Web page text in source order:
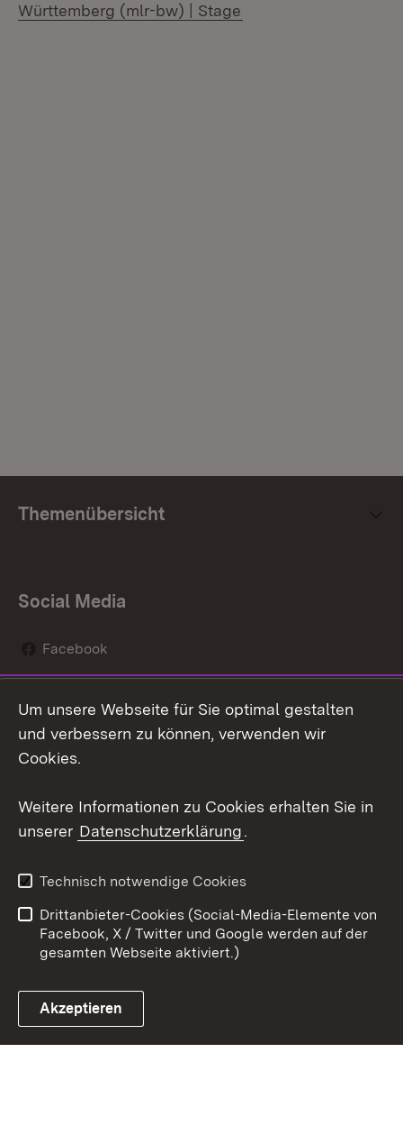
Württemberg (mlr-bw) | Stage
Themenübersicht
Social Media
Facebook
Social Wall
Youtube
Link zum Landesportal
Kontakt
Datenschutz
Barrierefreiheit
Impressum Cookies
Um unsere Webseite für Sie optimal gestalten
und verbessern zu können, verwenden wir
Cookies.
Weitere Informationen zu Cookies erhalten Sie in
unserer Datenschutzerklärung.
Technisch notwendige Cookies
Drittanbieter-Cookies (Social-Media-Elemente von
Facebook, X / Twitter und Google werden auf der
gesamten Webseite aktiviert.)
Akzeptieren